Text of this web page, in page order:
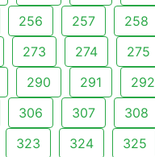
256 257 258
273 274 275
290 291 292
306 307 308
323 324 325